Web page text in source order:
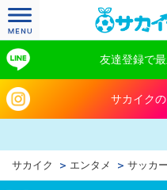
友達登録で
サカイク
サカイク エンタメ サッカ